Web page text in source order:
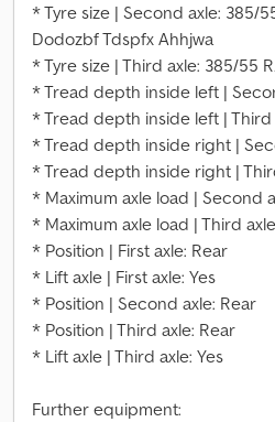
* Tyre size | Second axle: 385/
Dodozbf Tdspfx Ahhjwa
* Tyre size | Third axle: 385/55
* Tread depth inside left |
* Tread depth inside left | Third
* Tread depth inside right |
* Tread depth inside right |
* Maximum axle load | Second
* Maximum axle load | Third
* Position | First axle: Rear
* Lift axle | First axle: Yes
* Position | Second axle: Rear
* Position | Third axle: Rear
* Lift axle | Third axle: Yes
Further equipment: